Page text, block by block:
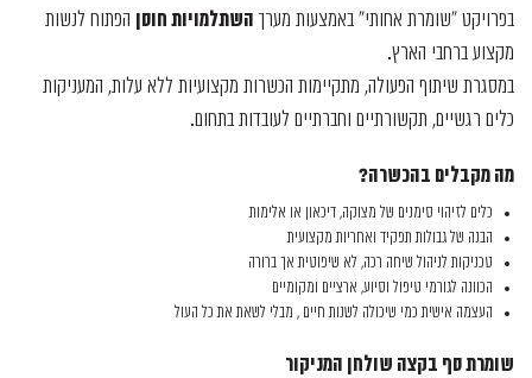
בפרויקט "שומרת אחותי" באמצעות מערך השתלמויות חוסן הפתוח לנשות
מקצוע ברחבי הארץ.
במסגרת שיתוף הפעולה, מתקיימות הכשרות מקצועיות ללא עלות, המעניקות
כלים רגשיים, תקשורתיים וחברתיים לעובדות בתחום.
מה מקבלים בהכשרה?
כלים לזיהוי סימנים של מצוקה, דיכאון או אלימות
הבנה של גבולות תפקיד ואחריות מקצועית
טכניקות לניהול שיחה רכה, לא שיפוטית אך ברורה
הכוונה לגורמי טיפול וסיוע, ארציים ומקומיים
העצמה אישית כמי שיכולה לשנות חיים , מבלי לשאת את כל העול
שומרת סף בקצה שולחן המניקור